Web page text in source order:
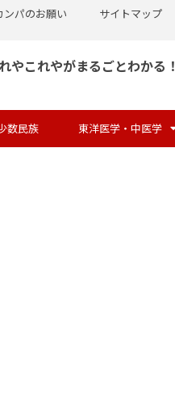
ンパのお願い サイトマップ
やこれやがまるごとわかる！
数民族 東洋医学・中医学